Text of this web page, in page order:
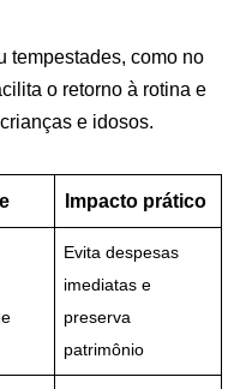
tempestades, como no
o retorno à rotina e
e idosos.
Impacto prático
Evita despesas
imediatas e
preserva
patrimônio